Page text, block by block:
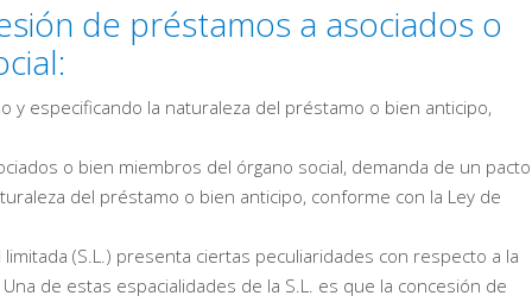
de préstamos a asociados o
y especificando la naturaleza del préstamo o bien anticipo,
o bien miembros del órgano social, demanda de un pacto
del préstamo o bien anticipo, conforme con la Ley de
(S.L.) presenta ciertas peculiaridades con respecto a la
de estas espacialidades de la S.L. es que la concesión de